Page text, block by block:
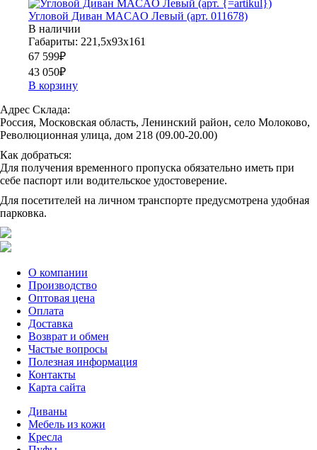
Угловой Диван MACAO Левый (арт. 011678)
В наличии
Габариты: 221,5х93х161
67 599₽
43 050₽
В корзину
Адрес Склада:
Россия, Московская область, Ленинский район, село Молоково,
Революционная улица, дом 218 (09.00-20.00)
Как добраться:
Для получения временного пропуска обязательно иметь при
себе паспорт или водительское удостоверение.
Для посетителей на личном транспорте предусмотрена удобная
парковка.
О компании
Производство
Оптовая цена
Оплата
Доставка
Возврат и обмен
Частые вопросы
Полезная информация
Контакты
Карта сайта
Диваны
Мебель из кожи
Кресла